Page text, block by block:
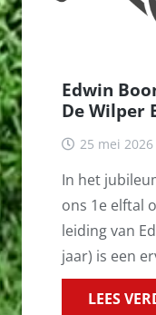
Edwin
De Wilper
25 mei 2026
In het
ons 1e elftal
leiding van
jaar) is een
LEES